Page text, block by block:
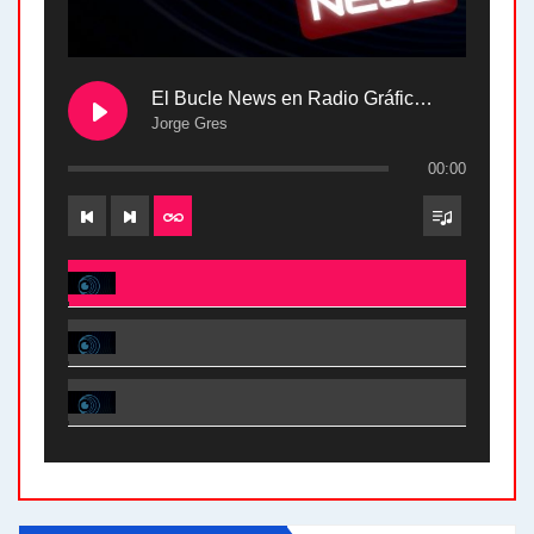
El Bucle News en Radio Gráfica. Bloque 2 . 28.04.24
Jorge Gres
00:00
El Bucle News en Radio Gráfica. Bloque 2 . 28.04.24 - Jorge Gres
El Bucle News en Radio Gráfica. Bloque 1 . 28.04.24 - Jorge Gres
El Bucle News en Radio Gráfica. Bloque 2 . 21.04.24 - Jorge Gres